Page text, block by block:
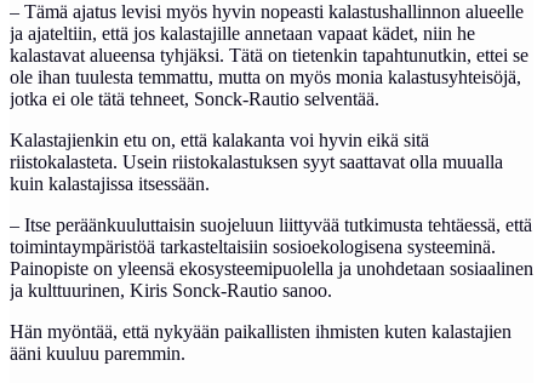
– Tämä ajatus levisi myös hyvin nopeasti kalastushallinnon alueelle
ja ajateltiin, että jos kalastajille annetaan vapaat kädet, niin he
kalastavat alueensa tyhjäksi. Tätä on tietenkin tapahtunutkin, ettei se
ole ihan tuulesta temmattu, mutta on myös monia kalastusyhteisöjä,
jotka ei ole tätä tehneet, Sonck-Rautio selventää.
Kalastajienkin etu on, että kalakanta voi hyvin eikä sitä
riistokalasteta. Usein riistokalastuksen syyt saattavat olla muualla
kuin kalastajissa itsessään.
– Itse peräänkuuluttaisin suojeluun liittyvää tutkimusta tehtäessä, että
toimintaympäristöä tarkasteltaisiin sosioekologisena systeeminä.
Painopiste on yleensä ekosysteemipuolella ja unohdetaan sosiaalinen
ja kulttuurinen, Kiris Sonck-Rautio sanoo.
Hän myöntää, että nykyään paikallisten ihmisten kuten kalastajien
ääni kuuluu paremmin.